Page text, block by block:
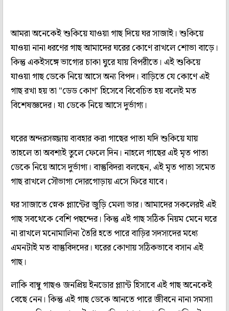
আমরা অনেকেই শুকিয়ে যাওয়া গাছ দিয়ে ঘর সাজাই। শুকিয়ে
যাওয়া নানা ধরণের গাছ আমাদের ঘরের কোণে রাখলে শোভা বাড়ে।
কিন্তু একইসঙ্গে ভাগ্যের চাকা ঘুরে যায় বিপরীতে। এই শুকিয়ে
যাওয়া গাছ ডেকে নিয়ে আসে অন্য বিপদ। বাড়িতে যে কোণে এই
গাছ রখা হয় তা "ডেড কোণ' হিসেবে বিবেচিত হয় বলেই মত
বিশেষজ্ঞদের। যা ডেকে নিয়ে আসে দুর্ভাগ্য।
ঘরের অন্দরসজ্জায় ব্যবহার করা গাছের পাতা যদি শুকিয়ে যায়
তাহলে তা অবশ্যই তুলে ফেলে দিন। নাহলে গাছের এই মৃত পাতা
ডেকে নিয়ে আসে দুর্ভাগ্য। বাস্তুবিদরা বলছেন, এই মৃত পাতা সমেত
গাছ রাখলে সৌভাগ্য দোরগোড়ায় এসে ফিরে যাবে।
ঘর সাজাতে স্নেক প্ল্যান্টের জুড়ি মেলা ভার। আমাদের সকলেরই এই
গাছ সবথেকে বেশি পছন্দের। কিন্তু এই গাছ সঠিক নিয়ম মেনে ঘরে
না রাখলে মনোমালিন্য তৈরি হতে পারে বাড়ির সদস্যদের মধ্যে
এমনটাই মত বাস্তুবিদদের। ঘরের কোণায় সঠিকভাবে বসান এই
গাছ।
লাকি বাম্বু গাছও জনপ্রিয় ইনডোর প্ল্যান্ট হিসাবে এই গাছ অনেকেই
বেছে নেন। কিন্তু এই গাছ ডেকে আনতে পারে জীবনে নানা সমস্যা